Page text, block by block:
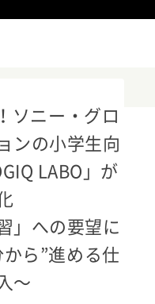
ソニー・グロ
ンの小学生向
LABO」が
」への要望に
ら”進める仕
〜